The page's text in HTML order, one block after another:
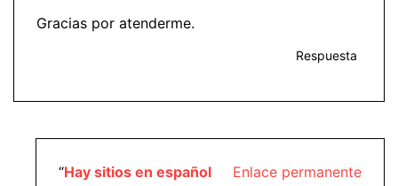
Gracias por atenderme.
Respuesta
Enlace permanente
“Hay sitios en español